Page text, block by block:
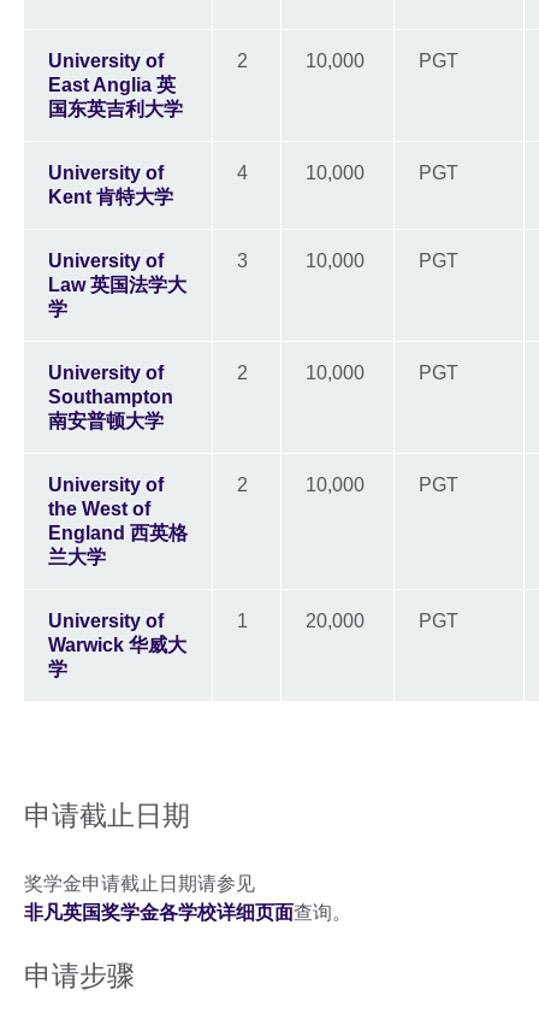
University of
East Anglia 英
国东英吉利大学
2 10,000 PGT
University of
Kent 肯特大学
4 10,000 PGT
University of
Law 英国法学大
学
3 10,000 PGT
University of
Southampton
南安普顿大学
2 10,000 PGT
University of
the West of
England 西英格
兰大学
2 10,000 PGT
University of
Warwick 华威大
学
1 20,000 PGT
申请截止日期
奖学金申请截止日期请参见
非凡英国奖学金各学校详细页面查询。
申请步骤